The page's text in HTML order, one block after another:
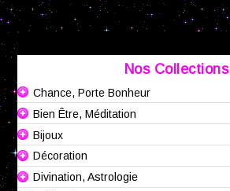
Nos Collections
Chance, Porte Bonheur
Bien Être, Méditation
Bijoux
Décoration
Divination, Astrologie